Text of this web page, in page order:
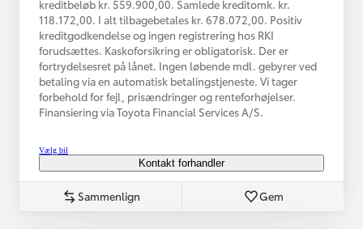
kreditbeløb kr. 559.900,00. Samlede kreditomk. kr.
118.172,00. I alt tilbagebetales kr. 678.072,00. Positiv
kreditgodkendelse og ingen registrering hos RKI
forudsættes. Kaskoforsikring er obligatorisk. Der er
fortrydelsesret på lånet. Ingen løbende mdl. gebyrer ved
betaling via en automatisk betalingstjeneste. Vi tager
forbehold for fejl, prisændringer og renteforhøjelser.
Finansiering via Toyota Financial Services A/S.
Vælg bil
Kontakt forhandler
Sammenlign Gem